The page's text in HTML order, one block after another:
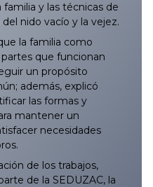
y las técnicas de
nido vacío y la vejez.
la familia como
que funcionan
un propósito
además, explicó
las formas y
mantener un
necesidades
de los trabajos,
de la SEDUZAC, la